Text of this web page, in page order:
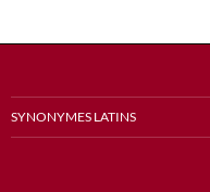
SYNONYMES LATINS